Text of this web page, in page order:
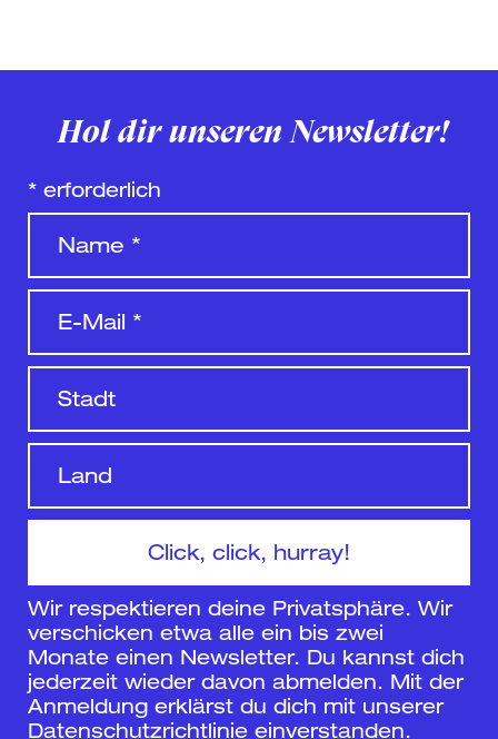
Hol dir unseren Newsletter!
* erforderlich
Wir respektieren deine Privatsphäre. Wir
verschicken etwa alle ein bis zwei
Monate einen Newsletter. Du kannst dich
jederzeit wieder davon abmelden. Mit der
Anmeldung erklärst du dich mit unserer
Datenschutzrichtlinie einverstanden.